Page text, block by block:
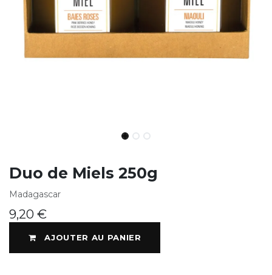
Duo de Miels 250g
Madagascar
9,20 €
AJOUTER AU PANIER